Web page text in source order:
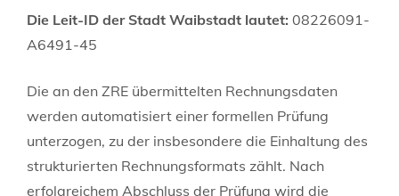
Die Leit-ID der Stadt Waibstadt lautet: 08226091-
A6491-45
Die an den ZRE übermittelten Rechnungsdaten
werden automatisiert einer formellen Prüfung
unterzogen, zu der insbesondere die Einhaltung des
strukturierten Rechnungsformats zählt. Nach
erfolgreichem Abschluss der Prüfung wird die